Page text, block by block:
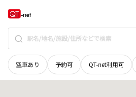
空車あり 予約可 QT-net利用可
岡山県